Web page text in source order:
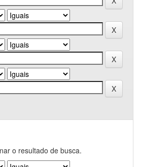
o resultado de busca.